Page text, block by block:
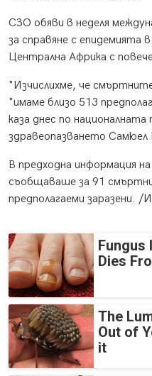
СЗО обяви в неделя
за справяне с епидемията
Централна Африка с
"Изчислихме, че
"имаме близо 513
каза днес по
здравеопазването
В предходна информация
съобщаваше за 91 смъртни
предполагаеми заразени. /
Fungus
Dies
The
Out of
it